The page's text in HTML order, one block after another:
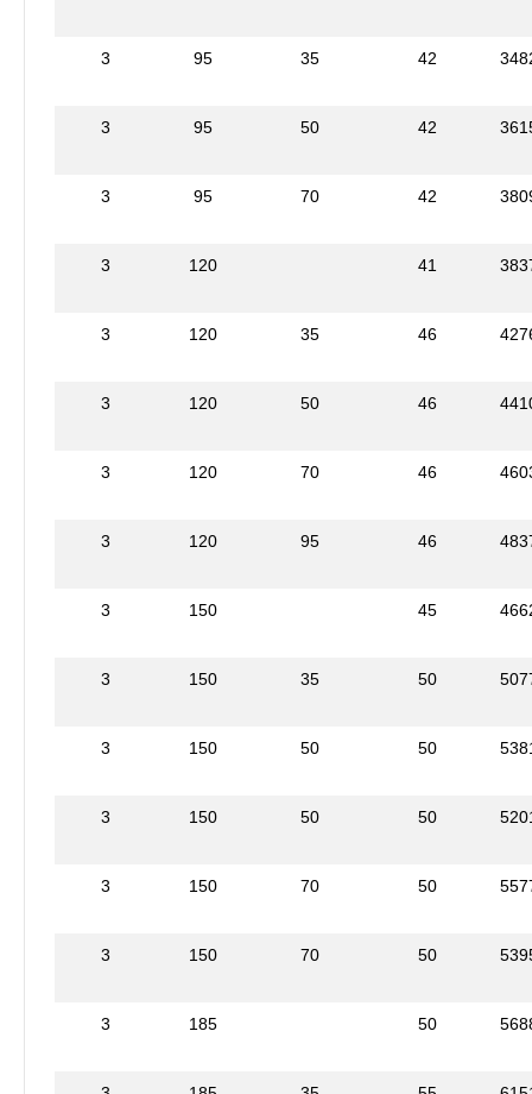
3 95 35 42
3 95 50 42
3 95 70 42
3 120 41
3 120 35 46
3 120 50 46
3 120 70 46
3 120 95 46
3 150 45
3 150 35 50
3 150 50 50
3 150 50 50
3 150 70 50
3 150 70 50
3 185 50